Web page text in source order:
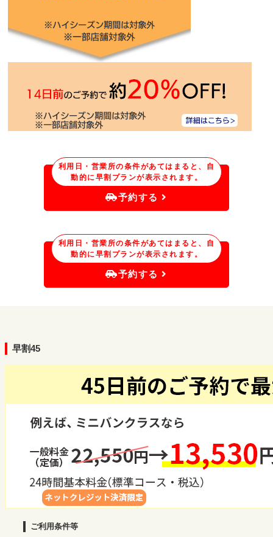
利用日・営業所の条件があてはまると、自
動的に早割プランが表示されます。
予約する
利用日・営業所の条件があてはまると、自
動的に早割プランが表示されます。
予約する
早割45
ご利用条件等